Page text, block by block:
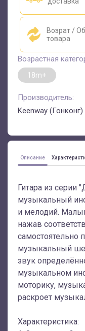
Возрат /
товара
Возрастная
18m+
Производитель:
Keenway (Гонконг)
Описание
Гитара из серии
музыкальный
и мелодий.
нажав
самостоятельно
музыкальный
звук
музыкальном
моторику,
раскроет
Характеристика: